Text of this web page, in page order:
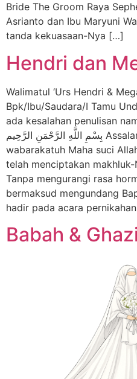
Bride The Groom Raya
Asrianto dan Ibu Maryuni
tanda kekuasaan-Nya […]
Hendri dan
Walimatul ‘Urs Hendri &
Bpk/Ibu/Saudara/I Tamu
ada kesalahan penulisan
بِسْمِ اللَّهِ الرَّحْمَنِ الرَّحِيم Assalamu’alaikum warahmatullahi
wabarakatuh Maha suci
telah menciptakan
Tanpa mengurangi rasa
bermaksud mengundang
hadir pada acara
Babah & Ghazi